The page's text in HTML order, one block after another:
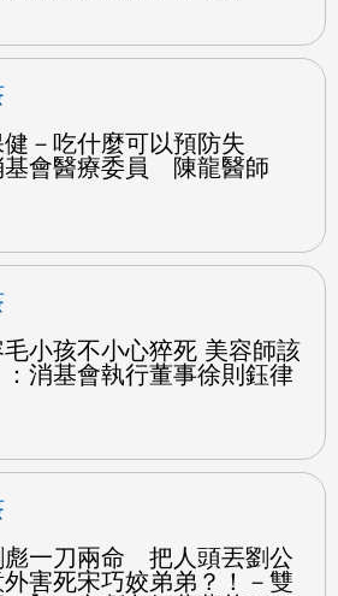
健－吃什麼可以預防失
基會醫療委員 陳龍醫師
毛小孩不小心猝死 美容師該
消基會執行董事徐則鈺律
彪一刀兩命 把人頭丟劉公
害死宋巧姣弟弟？！－雙